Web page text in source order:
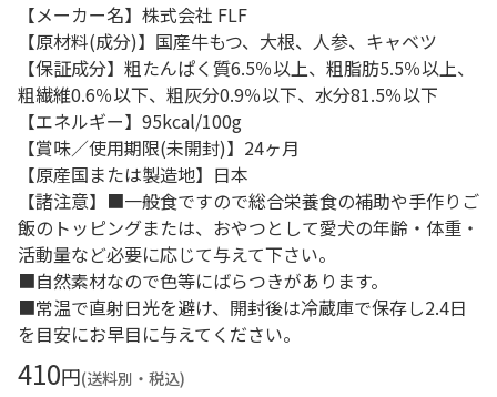
【メーカー名】株式会社 FLF
【原材料(成分)】国産牛もつ、大根、人参、キャベツ
【保証成分】粗たんぱく質6.5％以上、粗脂肪5.5％以上、
粗繊維0.6％以下、粗灰分0.9％以下、水分81.5％以下
【エネルギー】95kcal/100g
【賞味／使用期限(未開封)】24ヶ月
【原産国または製造地】日本
【諸注意】■一般食ですので総合栄養食の補助や手作りご
飯のトッピングまたは、おやつとして愛犬の年齢・体重・
活動量など必要に応じて与えて下さい。
■自然素材なので色等にばらつきがあります。
■常温で直射日光を避け、開封後は冷蔵庫で保存し2.4日
を目安にお早目に与えてください。
410円(送料別・税込)